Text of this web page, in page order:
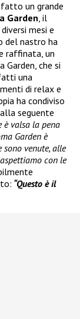
un grande
Garden, il
mesi e
del nastro ha
raffinata, un
che si
una
di relax e
ha condiviso
seguente
è valsa la pena
Garden è
venute, alle
con le
“Questo è il